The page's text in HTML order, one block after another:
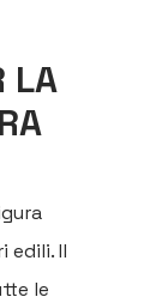
LA
edili. Il
le